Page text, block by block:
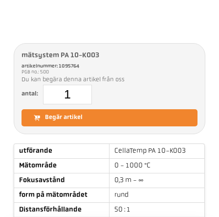
mätsystem PA 10-K003
artikelnummer: 1095764
PGB no.: 500
Du kan begära denna artikel från oss
antal:
Begär artikel
utförande
CellaTemp PA 10-K003
Mätområde
0 - 1000 °C
Fokusavstånd
0,3 m - ∞
form på mätområdet
rund
Distansförhållande
50 : 1